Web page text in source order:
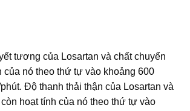
tương của Losartan và chất chuyển
của nó theo thứ tự vào khoảng 600
Độ thanh thải thận của Losartan và
hoạt tính của nó theo thứ tự vào